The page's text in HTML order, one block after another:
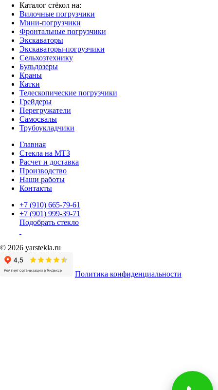
Каталог стёкол на:
Вилочные погрузчики
Мини-погрузчики
Фронтальные погрузчики
Экскаваторы
Экскаваторы-погрузчики
Сельхозтехнику
Бульдозеры
Краны
Катки
Телескопические погрузчики
Грейдеры
Перегружатели
Самосвалы
Трубоукладчики
Главная
Стекла на МТЗ
Расчет и доставка
Производство
Наши работы
Контакты
+7 (910) 665-79-61
+7 (901) 999-39-71
Подобрать стекло
© 2026 yarstekla.ru
Политика конфиденциальности
Нажимая на кнопку, вы подтверждаете, что